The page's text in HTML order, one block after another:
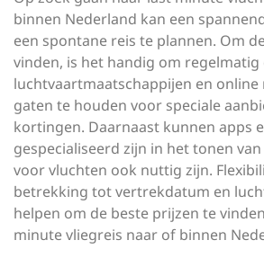
binnen Nederland kan een
een spontane reis te plannen. Om
vinden, is het handig om regelmatig
luchtvaartmaatschappijen en online
gaten te houden voor speciale
kortingen. Daarnaast kunnen apps
gespecialiseerd zijn in het tonen
voor vluchten ook nuttig zijn.
betrekking tot vertrekdatum en
helpen om de beste prijzen te
minute vliegreis naar of binnen